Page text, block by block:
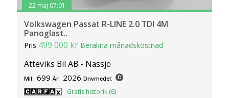
22 maj 07:01
Volkswagen Passat R-LINE 2.0 TDI 4M
Panoglast..
Pris 499 000 kr Beräkna månadskostnad
Atteviks Bil AB - Nässjö
Mil: 699 År: 2026 Drivmedel:
Gratis historik (6)